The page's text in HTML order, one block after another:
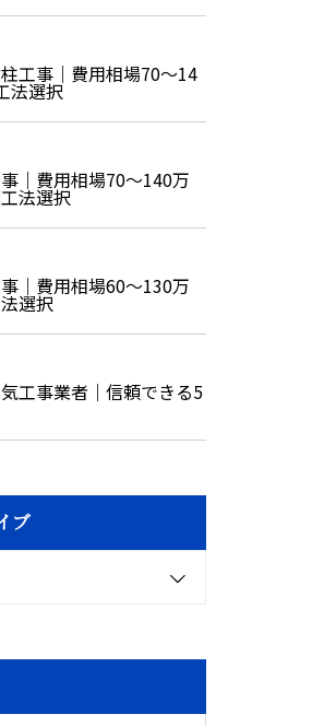
工事｜費用相場70〜14
法選択
｜費用相場70〜140万
法選択
｜費用相場60〜130万
選択
工事業者｜信頼できる5
ブ